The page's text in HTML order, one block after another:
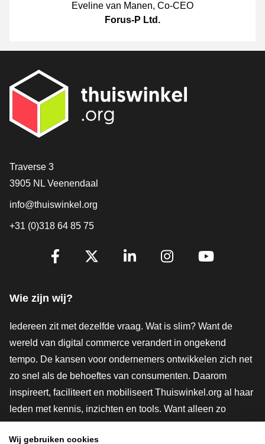
Eveline van Manen, Co-CEO
Forus-P Ltd.
Contact
Traverse 3
3905 NL Veenendaal
info@thuiswinkel.org
+31 (0)318 64 85 75
Volg je ons al?
Wie zijn wij?
Iedereen zit met dezelfde vraag. Wat is slim? Want de
wereld van digital commerce verandert in ongekend
tempo. De kansen voor ondernemers ontwikkelen zich net
zo snel als de behoeftes van consumenten. Daarom
inspireert, faciliteert en mobiliseert Thuiswinkel.org al haar
leden met kennis, inzichten en tools. Want alleen zo
innovatievere toekomst. Dus groei ook mee en maak
Wij gebruiken cookies